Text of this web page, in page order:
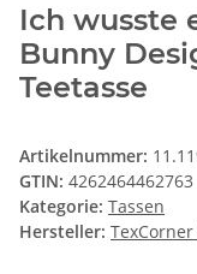
Ich wusste
Bunny
Teetasse
Artikelnummer:
GTIN: 4262464462763
Kategorie: Tassen
Hersteller: TexCorner